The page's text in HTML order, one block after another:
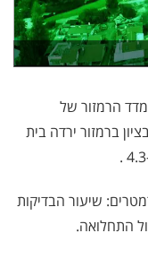
הרמזור של
ברמזור ירדה בית
שיעור הבדיקות
התחלואה.